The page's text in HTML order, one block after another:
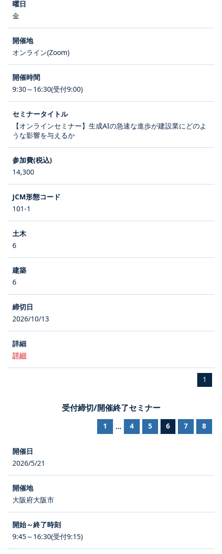
金
オンライン(Zoom)
9:30～16:30(受付9:00)
【オンラインセミナー】生成AIの急速な進歩が建設業にどのよ
うな影響を与えるか
14,300
101-1
6
6
2026/10/13
詳細
1
受付締切/開催終了セミナー
1 ... 4 5 6 7 8
2026/5/21
大阪府大阪市
9:45～16:30(受付9:15)